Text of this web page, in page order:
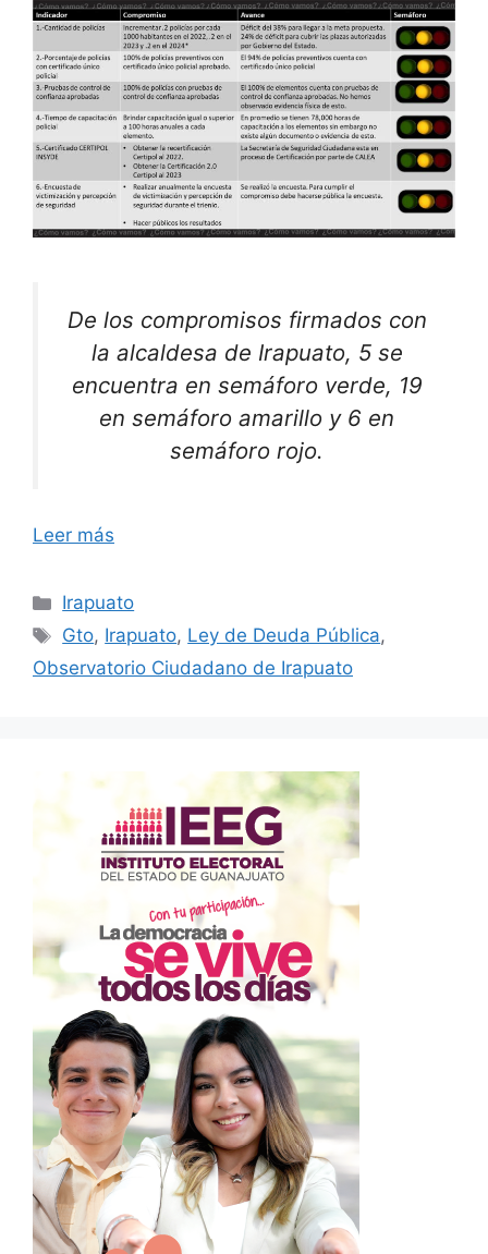
De los compromisos firmados con
la alcaldesa de Irapuato, 5 se
encuentra en semáforo verde, 19
en semáforo amarillo y 6 en
semáforo rojo.
Leer más
Categorías
Irapuato
Etiquetas
Gto, Irapuato, Ley de Deuda Pública,
Observatorio Ciudadano de Irapuato